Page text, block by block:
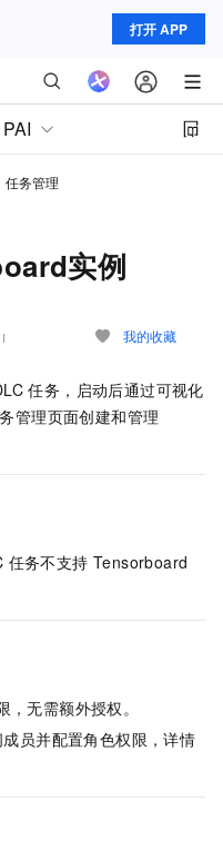
打开 APP
任务管理
实例
我的收藏
任务，启动后通过可视化
管理页面创建和管理
任务不支持 Tensorboard
无需额外授权。
员并配置角色权限，详情